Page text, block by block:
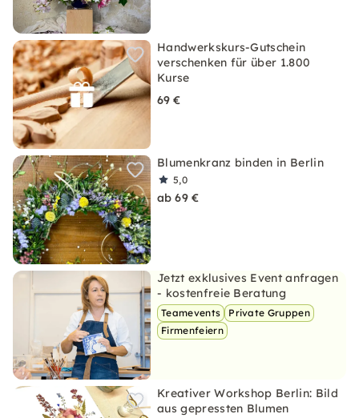
Handwerkskurs-Gutschein
verschenken für über 1.800
Kurse
69 €
Blumenkranz binden in Berlin
5,0
ab 69 €
Jetzt exklusives Event anfragen
- kostenfreie Beratung
Teamevents
Private Gruppen
Firmenfeiern
Kreativer Workshop Berlin: Bild
aus gepressten Blumen